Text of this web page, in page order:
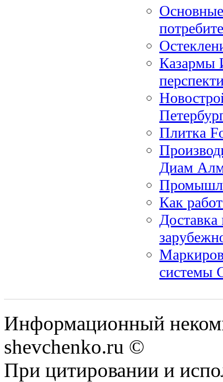
Казармы
Плитка
Диам
Как
системы
Информационный
shevchenko.ru ©
При цитировании и